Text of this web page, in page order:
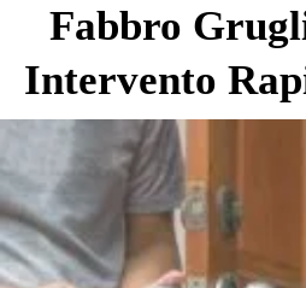
Fabbro
Intervento